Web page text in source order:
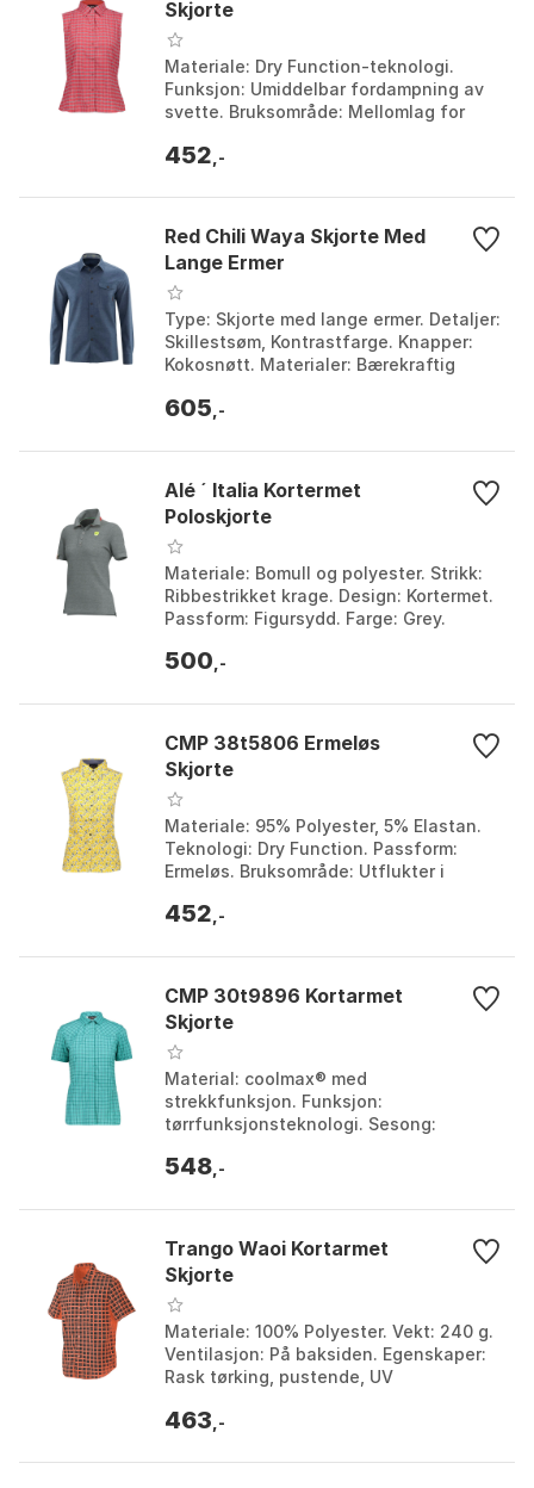
Skjorte
Materiale: Dry Function-teknologi.
Funksjon: Umiddelbar fordampning av
svette. Bruksområde: Mellomlag for
Bakteriostatiske mid...
452 ,-
Red Chili Waya Skjorte Med
Lange Ermer
Type: Skjorte med lange ermer. Detaljer:
Skillestsøm, Kontrastfarge. Knapper:
Kokosnøtt. Materialer: Bærekraftig
XS.
605 ,-
Alé ´ Italia Kortermet
Poloskjorte
Materiale: Bomull og polyester. Strikk:
Ribbestrikket krage. Design: Kortermet.
Passform: Figursydd. Farge: Grey.
500 ,-
CMP 38t5806 Ermeløs
Skjorte
Materiale: 95% Polyester, 5% Elastan.
Teknologi: Dry Function. Passform:
Ermeløs. Bruksområde: Utflukter i
salvia. Størrels...
452 ,-
CMP 30t9896 Kortarmet
Skjorte
Material: coolmax® med
strekkfunksjon. Funksjon:
tørrfunksjonsteknologi. Sesong:
Lake / ceramic. Størrelse: XXS.
548 ,-
Trango Waoi Kortarmet
Skjorte
Materiale: 100% Polyester. Vekt: 240 g.
Ventilasjon: På baksiden. Egenskaper:
Rask tørking, pustende, UV
Navy blue. Stø...
463 ,-